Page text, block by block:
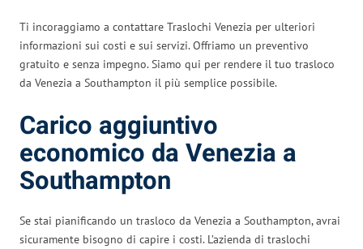
Ti incoraggiamo a contattare Traslochi Venezia per ulteriori
informazioni sui costi e sui servizi. Offriamo un preventivo
gratuito e senza impegno. Siamo qui per rendere il tuo trasloco
da Venezia a Southampton il più semplice possibile.
Carico aggiuntivo
economico da Venezia a
Southampton
Se stai pianificando un trasloco da Venezia a Southampton, avrai
sicuramente bisogno di capire i costi. L’azienda di traslochi